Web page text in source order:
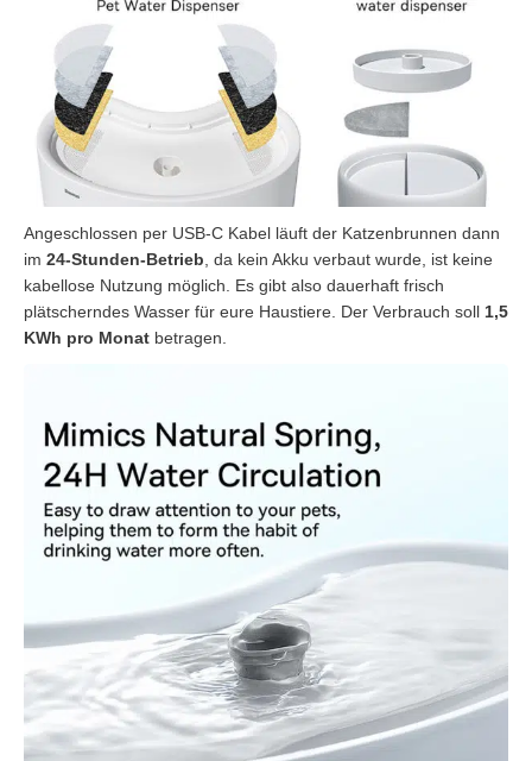
Angeschlossen per USB-C Kabel läuft der Katzenbrunnen dann
im 24-Stunden-Betrieb , da kein Akku verbaut wurde, ist keine
kabellose Nutzung möglich. Es gibt also dauerhaft frisch
plätscherndes Wasser für eure Haustiere. Der Verbrauch soll 1,5
KWh pro Monat betragen.